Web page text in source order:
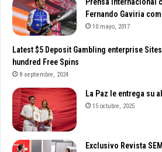
Fernando Gaviria
10 mayo, 2017
Latest $5 Deposit Gambling enterprise
hundred Free Spins
8 septiembre, 2024
La Paz le entrega su
15 octubre, 2025
Exclusivo Revista